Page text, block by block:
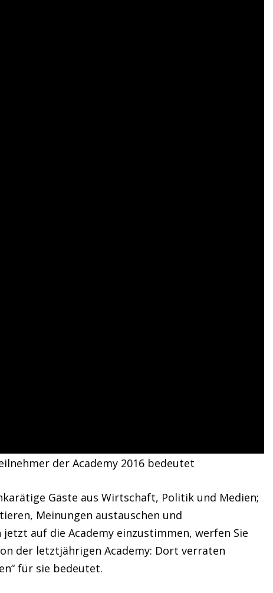
der Academy 2016 bedeutet
Gäste aus Wirtschaft, Politik und Medien;
Meinungen austauschen und
auf die Academy einzustimmen, werfen Sie
der letztjährigen Academy: Dort verraten
für sie bedeutet.